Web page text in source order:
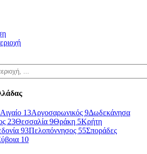
13Αργοσαρωνικός 9Δωδεκάνησα
23Θεσσαλία 9Θράκη 5Κρήτη
93Πελοπόννησος 55Σποράδες
10